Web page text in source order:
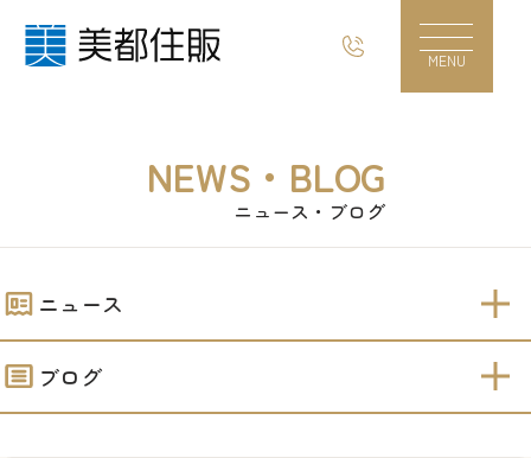
販売開始！！【相原2丁目】建築条件付売地｜
MENU
NEWS・BLOG
ニュース・ブログ
ニュース
ブログ